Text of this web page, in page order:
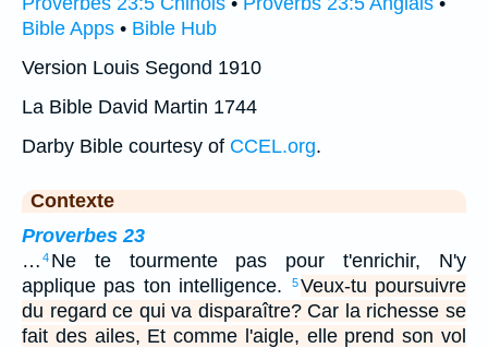
Bible Apps • Bible Hub
Version Louis Segond 1910
La Bible David Martin 1744
Darby Bible courtesy of CCEL.org.
Contexte
Proverbes 23
… 4 Ne te tourmente pas pour t'enrichir, N'y
applique pas ton intelligence.
5Veux-tu poursuivre
du regard ce qui va disparaître? Car la richesse se
fait des ailes, Et comme l'aigle, elle prend son vol